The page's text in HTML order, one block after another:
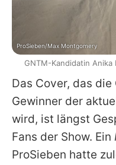
Das Cover, das
Gewinner der
wird, ist längst
Fans der Show. Ein
ProSieben hatte
ProSieben/Max Montgomery
GNTM-Kandidatin